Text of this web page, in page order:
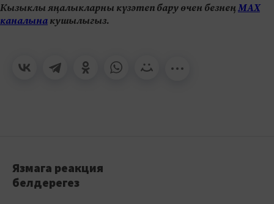
Кызыклы яңалыкларны күзәтеп бару өчен безнеңМАХ
каналынакушылыгыз.
Язмага реакция
белдерегез